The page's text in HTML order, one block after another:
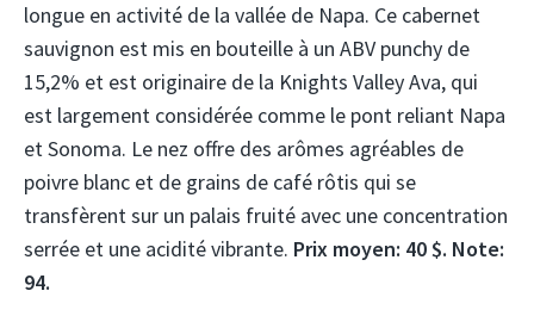
longue en activité de la vallée de Napa. Ce cabernet
sauvignon est mis en bouteille à un ABV punchy de
15,2% et est originaire de la Knights Valley Ava, qui
est largement considérée comme le pont reliant Napa
et Sonoma. Le nez offre des arômes agréables de
poivre blanc et de grains de café rôtis qui se
transfèrent sur un palais fruité avec une concentration
serrée et une acidité vibrante. Prix ​​moyen: 40 $. Note:
94.